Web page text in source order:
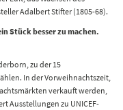
Adalbert Stifter (1805-68).
Stück besser zu machen.
zu der 15
In der Vorweihnachtszeit,
verkauft werden,
Ausstellungen zu UNICEF-